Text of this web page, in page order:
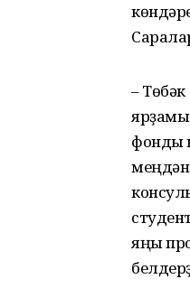
–
ярҙамы
фонды
меңдән
яңы